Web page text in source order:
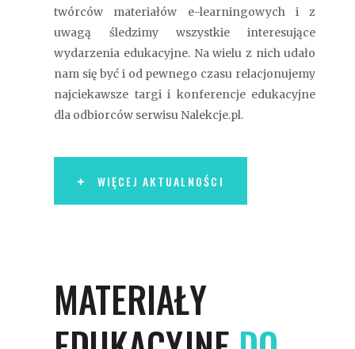
twórców materiałów e-learningowych i z
uwagą śledzimy wszystkie interesujące
wydarzenia edukacyjne. Na wielu z nich udało
nam się być i od pewnego czasu relacjonujemy
najciekawsze targi i konferencje edukacyjne
dla odbiorców serwisu Nalekcje.pl.
WIĘCEJ AKTUALNOŚCI
MATERIAŁY